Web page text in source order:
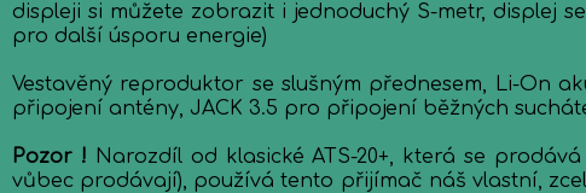
displeji si můžete zobrazit i jednoduchý S-metr, displej
pro další úsporu energie)
Vestavěný reproduktor se slušným přednesem, Li-On
připojení antény, JACK 3.5 pro připojení běžných
Pozor ! Narozdíl od klasické ATS-20+, která se
vůbec prodávají), používá tento přijímač náš vlastní,